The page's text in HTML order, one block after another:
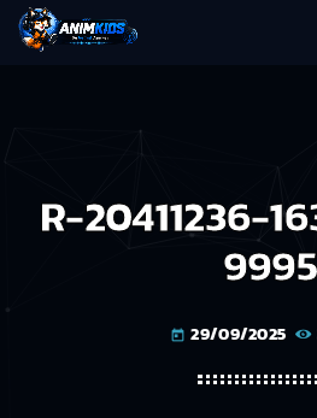
R-20411236-
9995
today 29/09/2025